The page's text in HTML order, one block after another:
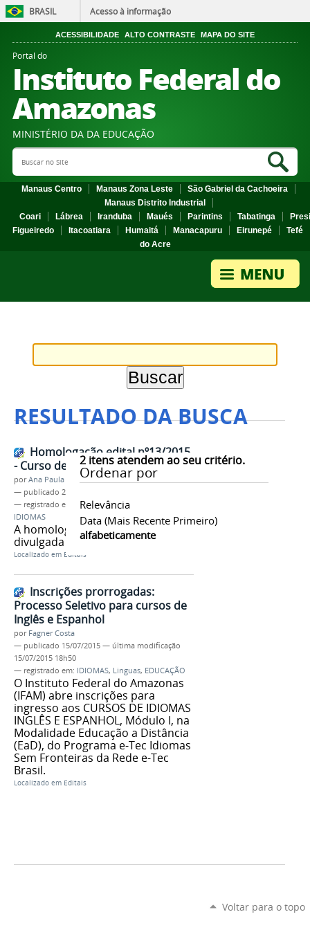
BRASIL Acesso à informação
ACESSIBILIDADE ALTO CONTRASTE MAPA DO SITE
Portal do
Instituto Federal do
Amazonas
MINISTÉRIO DA DA EDUCAÇÃO
Search Site
Manaus Centro Manaus Zona Leste
São Gabriel da Cachoeira
Manaus Distrito Industrial
Coari
Lábrea Iranduba Maués Parintins Tabatinga
Figueiredo
Itacoatiara Humaitá Manacapuru Eirunepé
Tefé
do Acre
RESULTADO DA BUSCA
2itens atendem ao seu critério.
Ordenar por
Relevância
Data (mais Recente Primeiro)
alfabeticamente
Homologação edital nº13/2015
- Curso de idiomas EaD
porAna Paula Batista
— publicado 27/07/2015
— registrado em:
Edital nº13/2015
IDIOMAS
A homologação final será
divulgada dia 29 de julho.
Localizado em Editais
Inscrições prorrogadas:
Processo Seletivo para cursos de
Inglês e Espanhol
por Fagner Costa
— publicado 15/07/2015 — última modificação
15/07/2015 18h50
— registrado em: IDIOMAS, Linguas, EDUCAÇÃO
O Instituto Federal do Amazonas
(IFAM) abre inscrições para
ingresso aos CURSOS DE IDIOMAS
INGLÊS E ESPANHOL, Módulo I, na
Modalidade Educação a Distância
(EaD), do Programa e-Tec Idiomas
Sem Fronteiras da Rede e-Tec
Brasil.
Localizado em Editais
Voltar para o topo